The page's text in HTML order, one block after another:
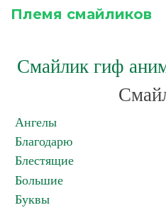
Племя смайликов
Смайлик гиф
Ангелы
Благодарю
Блестящие
Большие
Буквы